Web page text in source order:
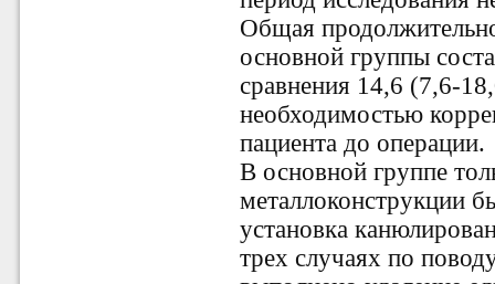
Общая
основной группы
сравнения 14,6 (7,6-
необходимостью
пациента до операции.
В основной группе
металлоконструкции
установка
трех случаях по